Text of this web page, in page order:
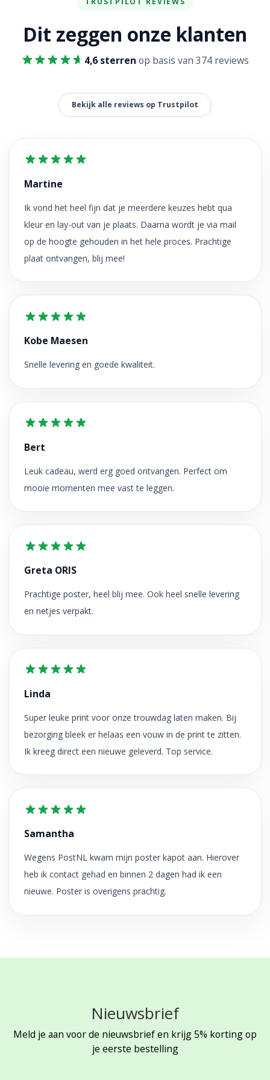
Dit zeggen onze klanten
4,6 sterren op basis van 374 reviews
Bekijk alle reviews op Trustpilot
Martine
Ik vond het heel fijn dat je meerdere keuzes hebt qua
kleur en lay-out van je plaats. Daarna wordt je via mail
op de hoogte gehouden in het hele proces. Prachtige
plaat ontvangen, blij mee!
Kobe Maesen
Snelle levering en goede kwaliteit.
Bert
Leuk cadeau, werd erg goed ontvangen. Perfect om
mooie momenten mee vast te leggen.
Greta ORIS
Prachtige poster, heel blij mee. Ook heel snelle levering
en netjes verpakt.
Linda
Super leuke print voor onze trouwdag laten maken. Bij
bezorging bleek er helaas een vouw in de print te zitten.
Ik kreeg direct een nieuwe geleverd. Top service.
Samantha
Wegens PostNL kwam mijn poster kapot aan. Hierover
heb ik contact gehad en binnen 2 dagen had ik een
nieuwe. Poster is overigens prachtig.
Nieuwsbrief
Meld je aan voor de nieuwsbrief en krijg 5% korting op
je eerste bestelling